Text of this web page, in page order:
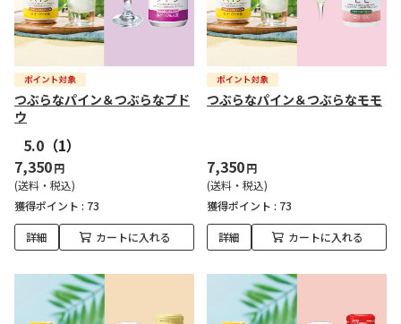
つぶらなパイン＆つぶらなブド
ウ
5.0 （1）
7,350円
(送料・税込)
獲得ポイント : 73
詳細 カートに入れる
つぶらなパイン＆つぶらなモモ
7,350円
(送料・税込)
獲得ポイント : 73
詳細 カートに入れる